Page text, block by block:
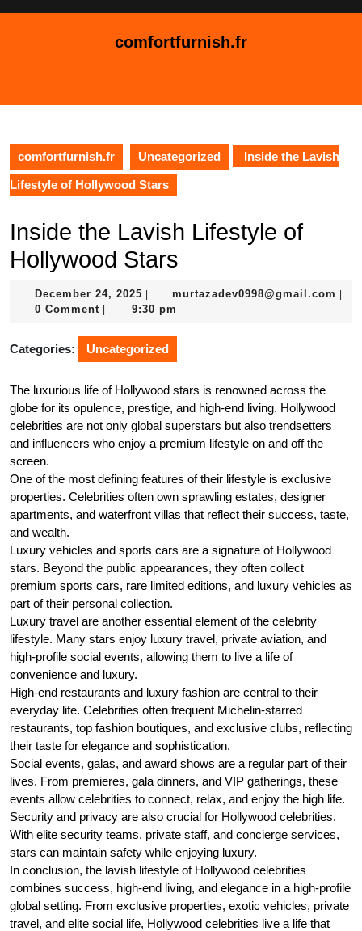
comfortfurnish.fr
comfortfurnish.fr Uncategorized Inside the Lavish
Lifestyle of Hollywood Stars
Inside the Lavish Lifestyle of
Hollywood Stars
December 24, 2025 December
24,
murtazadev0998@gmail.com
0 Comment 9:30 pm
Categories: Uncategorized
The luxurious life of Hollywood stars is renowned across the
globe for its opulence, prestige, and high-end living. Hollywood
celebrities are not only global superstars but also trendsetters
and influencers who enjoy a premium lifestyle on and off the
screen.
One of the most defining features of their lifestyle is exclusive
properties. Celebrities often own sprawling estates, designer
apartments, and waterfront villas that reflect their success, taste,
and wealth.
Luxury vehicles and sports cars are a signature of Hollywood
stars. Beyond the public appearances, they often collect
premium sports cars, rare limited editions, and luxury vehicles as
part of their personal collection.
Luxury travel are another essential element of the celebrity
lifestyle. Many stars enjoy luxury travel, private aviation, and
high-profile social events, allowing them to live a life of
convenience and luxury.
High-end restaurants and luxury fashion are central to their
everyday life. Celebrities often frequent Michelin-starred
restaurants, top fashion boutiques, and exclusive clubs, reflecting
their taste for elegance and sophistication.
Social events, galas, and award shows are a regular part of their
lives. From premieres, gala dinners, and VIP gatherings, these
events allow celebrities to connect, relax, and enjoy the high life.
Security and privacy are also crucial for Hollywood celebrities.
With elite security teams, private staff, and concierge services,
stars can maintain safety while enjoying luxury.
In conclusion, the lavish lifestyle of Hollywood celebrities
combines success, high-end living, and elegance in a high-profile
global setting. From exclusive properties, exotic vehicles, private
travel, and elite social life, Hollywood celebrities live a life that